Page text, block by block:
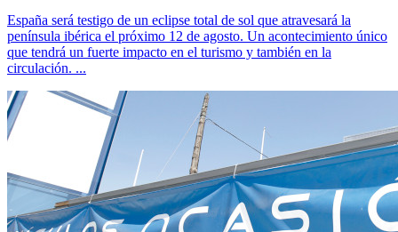
España será testigo de un eclipse total de sol que atravesará la
península ibérica el próximo 12 de agosto. Un acontecimiento único
que tendrá un fuerte impacto en el turismo y también en la
circulación. ...